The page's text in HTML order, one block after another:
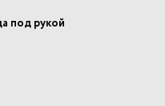
под рукой